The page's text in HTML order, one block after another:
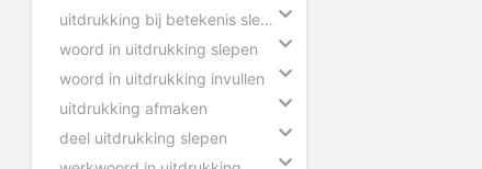
uitdrukking bij betekenis slepen
woord in uitdrukking slepen
woord in uitdrukking invullen
uitdrukking afmaken
deel uitdrukking slepen